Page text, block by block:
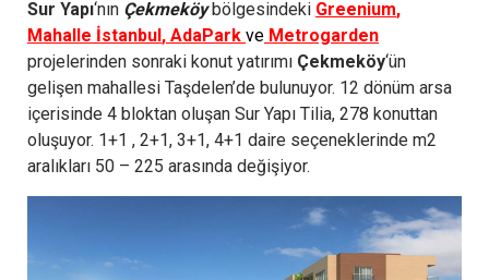
Sur Yapı‘nın Çekmeköybölgesindeki Greenium,
Mahalle İstanbul, AdaPark ve Metrogarden
projelerinden sonraki konut yatırımı Çekmeköy‘ün
gelişen mahallesi Taşdelen’de bulunuyor. 12 dönüm arsa
içerisinde 4 bloktan oluşan Sur Yapı Tilia, 278 konuttan
oluşuyor. 1+1 , 2+1, 3+1, 4+1 daire seçeneklerinde m2
aralıkları 50 – 225 arasında değişiyor.